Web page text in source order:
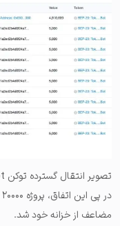
تصویر انتقال گسترده توکن TokenBot به یک آدرس
مضاعف از خزانه خود شد.